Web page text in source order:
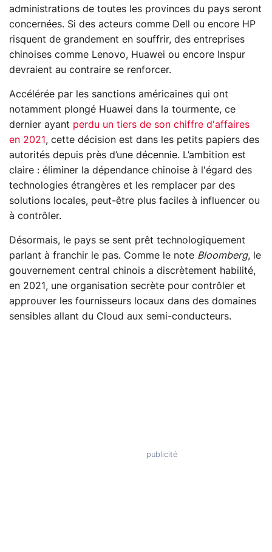
administrations de toutes les provinces du pays seront
concernées. Si des acteurs comme Dell ou encore HP
risquent de grandement en souffrir, des entreprises
chinoises comme Lenovo, Huawei ou encore Inspur
devraient au contraire se renforcer.
Accélérée par les sanctions américaines qui ont
notamment plongé Huawei dans la tourmente, ce
dernier ayant perdu un tiers de son chiffre d'affaires
en 2021 , cette décision est dans les petits papiers des
autorités depuis près d’une décennie. L’ambition est
claire : éliminer la dépendance chinoise à l'égard des
technologies étrangères et les remplacer par des
solutions locales, peut-être plus faciles à influencer ou
à contrôler.
Désormais, le pays se sent prêt technologiquement
parlant à franchir le pas. Comme le note Bloomberg, le
gouvernement central chinois a discrètement habilité,
en 2021, une organisation secrète pour contrôler et
approuver les fournisseurs locaux dans des domaines
sensibles allant du Cloud aux semi-conducteurs.